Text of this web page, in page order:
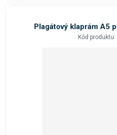
Plagátový klaprám A5
Kód